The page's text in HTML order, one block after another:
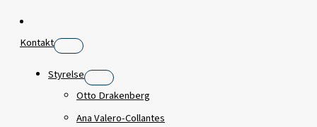
Kontakt
Styrelse
Otto Drakenberg
Ana Valero-Collantes